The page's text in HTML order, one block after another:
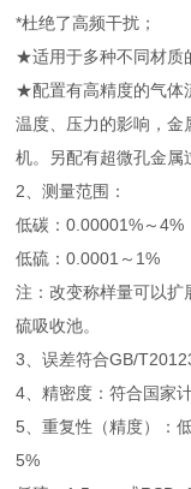
*杜绝了高频干扰；
★适用于多种不同材质
★配置有高精度的气体
温度、压力的影响，金
机。另配有超微孔金属
2、测量范围：
低碳：0.00001%～
低硫：0.0001～
注：改变称样量可以扩
硫吸收池。
3、误差符合GB/
4、精密度：符合国家
5、重复性（精度）
5%